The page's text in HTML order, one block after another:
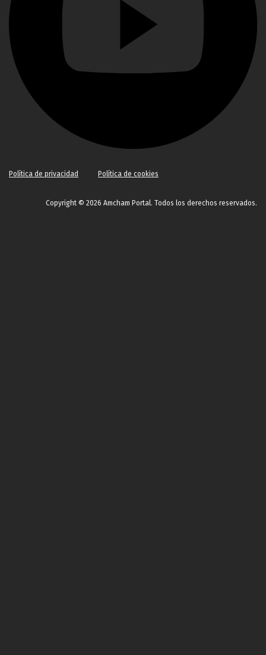
Política de privacidad Política de cookies
Copyright © 2026 Amcham Portal. Todos los derechos reservados.